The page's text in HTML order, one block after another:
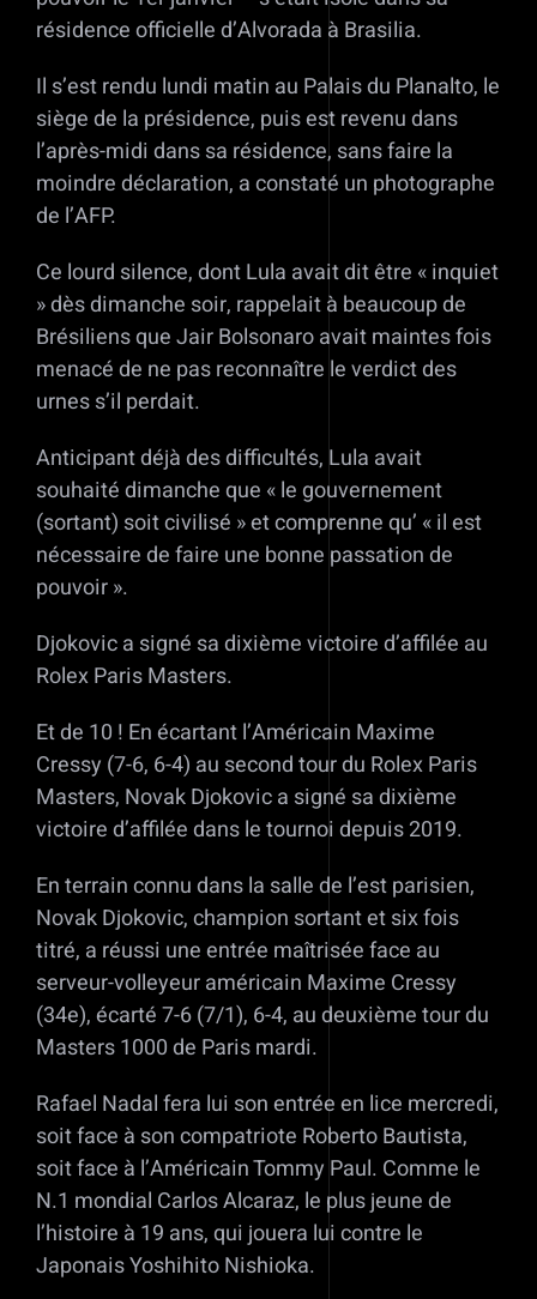
résidence officielle d’Alvorada à Brasilia.
Il s’est rendu lundi matin au Palais du Planalto, le
siège de la présidence, puis est revenu dans
l’après-midi dans sa résidence, sans faire la
moindre déclaration, a constaté un photographe
de l’AFP.
Ce lourd silence, dont Lula avait dit être « inquiet
» dès dimanche soir, rappelait à beaucoup de
Brésiliens que Jair Bolsonaro avait maintes fois
menacé de ne pas reconnaître le verdict des
urnes s’il perdait.
Anticipant déjà des difficultés, Lula avait
souhaité dimanche que « le gouvernement
(sortant) soit civilisé » et comprenne qu’ « il est
nécessaire de faire une bonne passation de
pouvoir ».
Djokovic a signé sa dixième victoire d’affilée au
Rolex Paris Masters.
Et de 10 ! En écartant l’Américain Maxime
Cressy (7-6, 6-4) au second tour du Rolex Paris
Masters, Novak Djokovic a signé sa dixième
victoire d’affilée dans le tournoi depuis 2019.
En terrain connu dans la salle de l’est parisien,
Novak Djokovic, champion sortant et six fois
titré, a réussi une entrée maîtrisée face au
serveur-volleyeur américain Maxime Cressy
(34e), écarté 7-6 (7/1), 6-4, au deuxième tour du
Masters 1000 de Paris mardi.
Rafael Nadal fera lui son entrée en lice mercredi,
soit face à son compatriote Roberto Bautista,
soit face à l’Américain Tommy Paul. Comme le
N.1 mondial Carlos Alcaraz, le plus jeune de
l’histoire à 19 ans, qui jouera lui contre le
Japonais Yoshihito Nishioka.